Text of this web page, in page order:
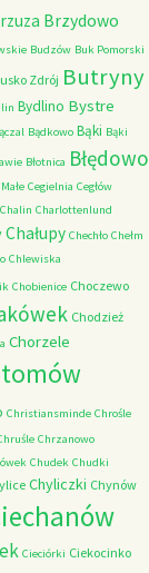
Brzydowo
Budzów Buk Pomorski
Zdrój Butryny
Bydlino Bystre
Bądkowo Bąki Bąki
Błotnica Błędowo
Cegielnia Cegłów
Chalin Charlottenlund
Chałupy Chechło Chełm
Chlewiska
Chobienice Choczewo
Chodzież
Chorzele
Christiansminde Chrośle
Chrzanowo
Chudek Chudki
Chyliczki Chynów
Cieciórki Ciekocinko